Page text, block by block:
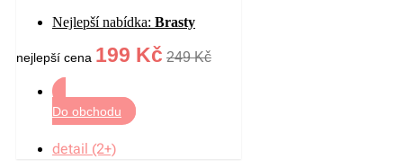
Nejlepší nabídka: Brasty
nejlepší cena 199 Kč 249 Kč
Do obchodu
detail (2+)